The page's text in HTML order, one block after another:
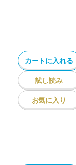
カートに入れる
試し読み
お気に入り